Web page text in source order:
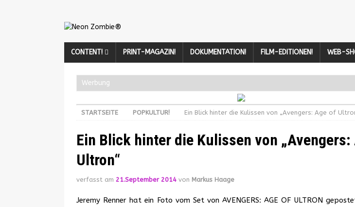
CONTENT! PRINT-MAGAZIN! DOKUMENTATION! FILM-EDITIONEN! WEB-
Werbung
STARTSEITE POPKULTUR! Ein Blick hinter die Kulissen von „Avengers: Age of
Ein Blick hinter die Kulissen von „Avengers:
Ultron“
verfasst am 21.September 2014 von Markus Haage
Jeremy Renner hat ein Foto vom Set von AVENGERS: AGE OF ULTRON